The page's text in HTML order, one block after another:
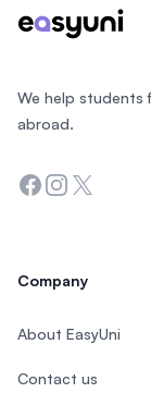
We help students
abroad.
Facebook
Instagram
Twitter
Company
About EasyUni
Contact us